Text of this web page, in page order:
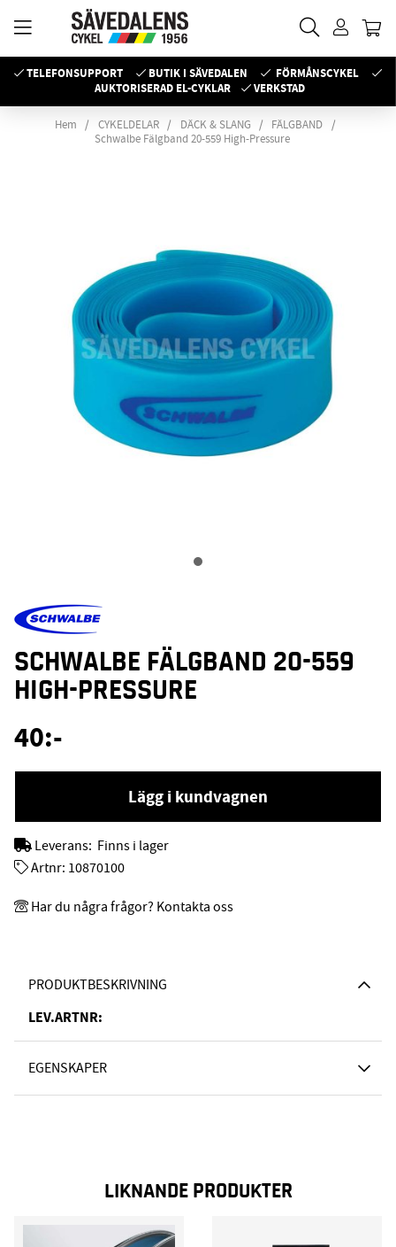
TELEFONSUPPORT BUTIK I SÄVEDALEN
FÖRMÅNSCYKEL
AUKTORISERAD EL-CYKLAR
VERKSTAD
Hem CYKELDELAR DÄCK & SLANG
FÄLGBAND
Schwalbe Fälgband 20-559 High-Pressure
PRODUKTBESKRIVNING
LEV.ARTNR:
EGENSKAPER
SCHWALBE FÄLGBAND 20-559
HIGH-PRESSURE
40:-
Lägg i kundvagnen
Leverans: Finns i lager
Artnr: 10870100
Har du några frågor? Kontakta oss
LIKNANDE PRODUKTER